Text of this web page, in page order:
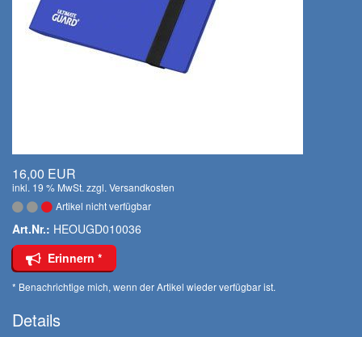
16,00 EUR
inkl. 19 % MwSt. zzgl. Versandkosten
Artikel nicht verfügbar
Art.Nr.: HEOUGD010036
Erinnern *
* Benachrichtige mich, wenn der Artikel wieder verfügbar ist.
Details